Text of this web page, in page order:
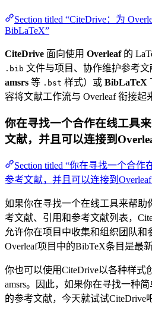
Section titled “CiteDrive：为
BibLaTeX”
CiteDrive 面向使用 Overleaf的
.bib 文件与项目、协作维护参考文
amsrs 等 .bst 样式）或 BibLaTeX
容将文献工作流与 Overleaf 衔接起
你在寻找一个合作在线工具
文献，并且可以连接到
Section titled “你在寻找一个合
参考文献，并且可以连接到
如果你在寻找一个在线工具来帮助
考文献、引用和参考文献列表，
允许你在项目中收集和组织团队和
Overleaf项目中的BibTeX条目是最新
你也可以使用CiteDrive以各种样式
amsrs。因此，如果你在寻找一种
的参考文献，今天就试试CiteDrive